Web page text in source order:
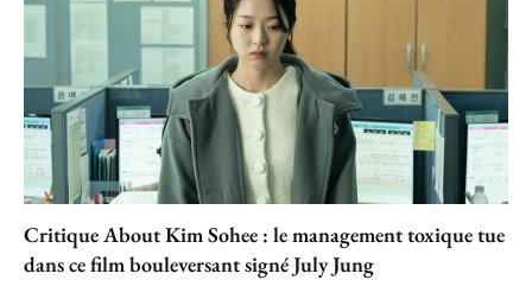
Critique About Kim Sohee : le management toxique tue
dans ce film bouleversant signé July Jung